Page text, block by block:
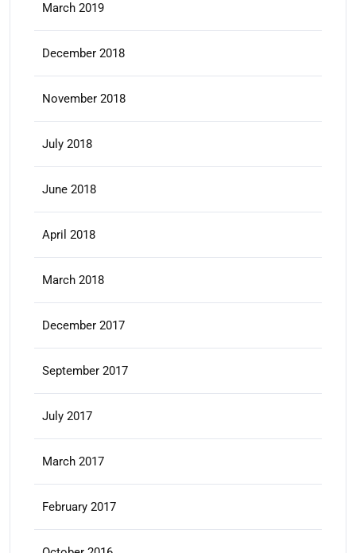
March 2019
December 2018
November 2018
July 2018
June 2018
April 2018
March 2018
December 2017
September 2017
July 2017
March 2017
February 2017